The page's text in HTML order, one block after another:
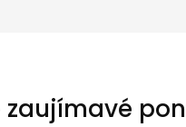
zaujímavé